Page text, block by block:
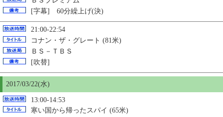
[字幕] 60分繰上げ(決)
21:00-22:54
コナン・ザ・グレート (81米)
ＢＳ－ＴＢＳ
[吹替]
2017/03/22(水)
13:00-14:53
寒い国から帰ったスパイ (65米)